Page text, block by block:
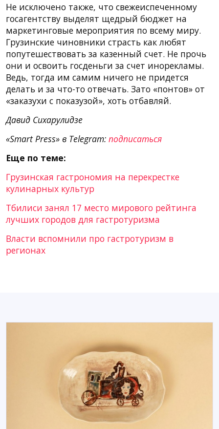
Не исключено также, что свежеиспеченному
госагентству выделят щедрый бюджет на
маркетинговые мероприятия по всему миру.
Грузинские чиновники страсть как любят
попутешествовать за казенный счет. Не прочь
они и освоить госденьги за счет инорекламы.
Ведь, тогда им самим ничего не придется
делать и за что-то отвечать. Зато «понтов» от
«заказухи с показузой», хоть отбавляй.
Давид Сихарулидзе
«Smart Press» в Telegram: подписаться
Еще по теме:
Грузинская гастрономия на перекрестке
кулинарных культур
Тбилиси занял 17 место мирового рейтинга
лучших городов для гастротуризма
Власти вспомнили про гастротуризм в
регионах